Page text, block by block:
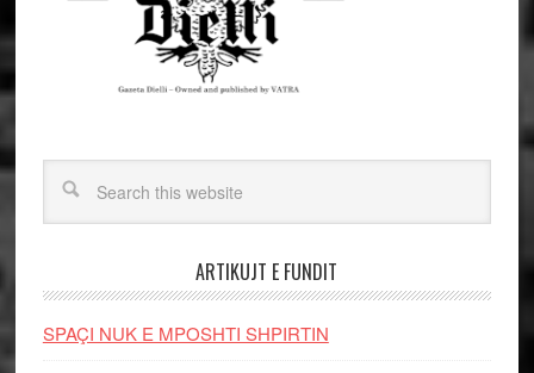
ARTIKUJT E FUNDIT
SPAÇI NUK E MPOSHTI SHPIRTIN